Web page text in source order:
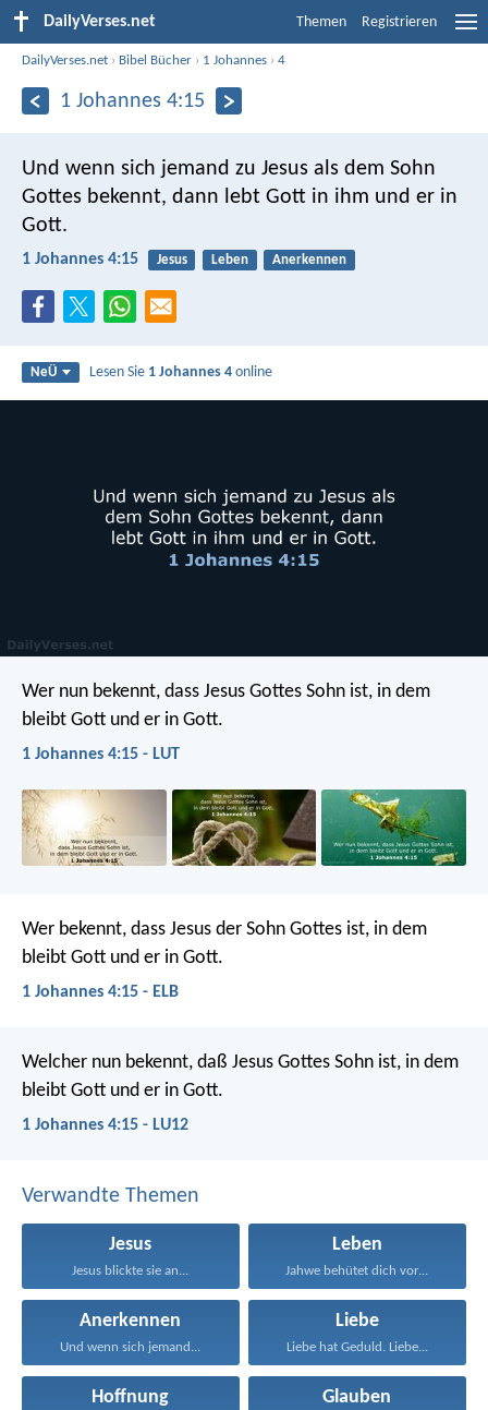
DailyVerses.net Themen Registrieren
DailyVerses.net › Bibel Bücher › 1 Johannes ›4
1 Johannes 4:15
Und wenn sich jemand zu Jesus als dem Sohn
Gottes bekennt, dann lebt Gott in ihm und er in
Gott.
1 Johannes 4:15 Jesus Leben Anerkennen
NeÜ Lesen Sie 1 Johannes 4 online
Wer nun bekennt, dass Jesus Gottes Sohn ist, in dem
bleibt Gott und er in Gott.
1 Johannes 4:15 - LUT
Wer bekennt, dass Jesus der Sohn Gottes ist, in dem
bleibt Gott und er in Gott.
1 Johannes 4:15 - ELB
Welcher nun bekennt, daß Jesus Gottes Sohn ist, in dem
bleibt Gott und er in Gott.
1 Johannes 4:15 - LU12
Verwandte Themen
Jesus
Jesus blickte sie an...
Leben
Jahwe behütet dich vor...
Anerkennen
Und wenn sich jemand...
Liebe
Liebe hat Geduld. Liebe...
Hoffnung Glauben